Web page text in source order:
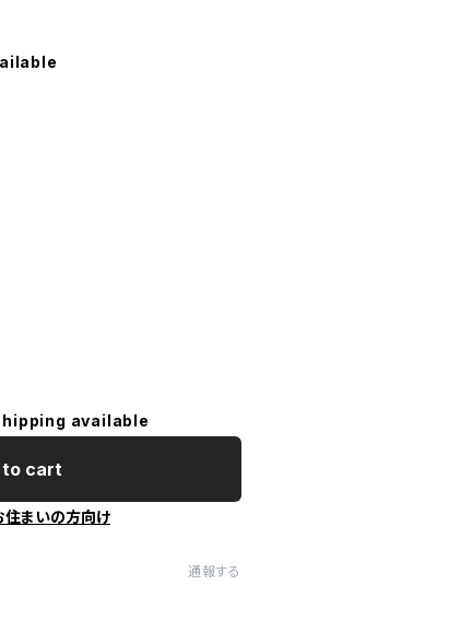
available
to cart
住まいの方向け
通報する